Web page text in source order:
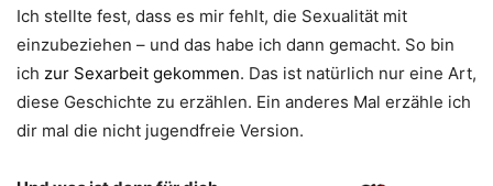
Ich stellte fest, dass es mir fehlt, die Sexualität mit
einzubeziehen – und das habe ich dann gemacht. So bin
ich zur Sexarbeit gekommen. Das ist natürlich nur eine Art,
diese Geschichte zu erzählen. Ein anderes Mal erzähle ich
dir mal die nicht jugendfreie Version.